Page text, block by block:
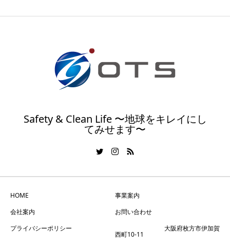
Safety & Clean Life 〜地球をキレイにし
てみせます〜
HOME
事業案内
会社案内
お問い合わせ
プライバシーポリシー
大阪府枚方市伊加賀
西町10-11